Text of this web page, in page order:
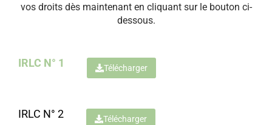
vos droits dès maintenant en cliquant sur le bouton ci-
dessous.
IRLC N° 1 Télécharger
IRLC N° 2 Télécharger